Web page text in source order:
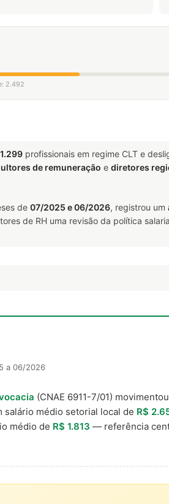
2.492
1.299 profissionais em regime CLT e
de remuneração e diretores
de 07/2025 e 06/2026, registrou um
de RH uma revisão da política
a 06/2026
(CNAE 6911-7/01) movimentou
salário médio setorial local de R$
médio de R$ 1.813 — referência